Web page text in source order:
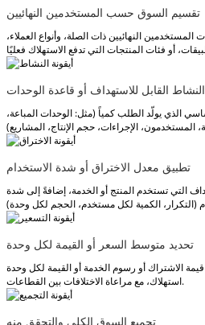
تقسيم السوق حسب المستخدمين النهائيين
النهائيين ذات الصلة، وأنواع العملاء،
القابل للاستهداف أو قاعدة الوحدات
الذي يولّد الطلب كمياً (مثل: الوحدات المباعة،
تطبيق معدل الاختراق أو شدة الاستخدام
التي تستخدم المنتج أو الخدمة، إضافةً إلى شدة
تحديد متوسط السعر أو القيمة لكل وحدة
الاشتراك أو رسوم الخدمة أو القيمة لكل وحدة
استهلاك، مع مراعاة الاختلافات بين القطاعات.
تجميع السوق الكلي والتحقق منه